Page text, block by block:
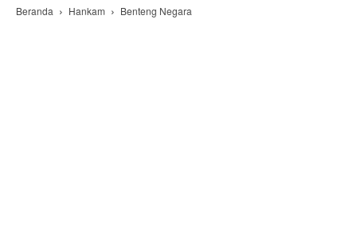
Beranda Hankam Benteng Negara